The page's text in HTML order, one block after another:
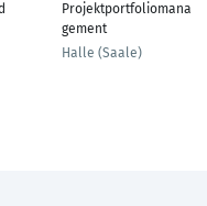
Projektportfoliomana
gement
Halle (Saale)